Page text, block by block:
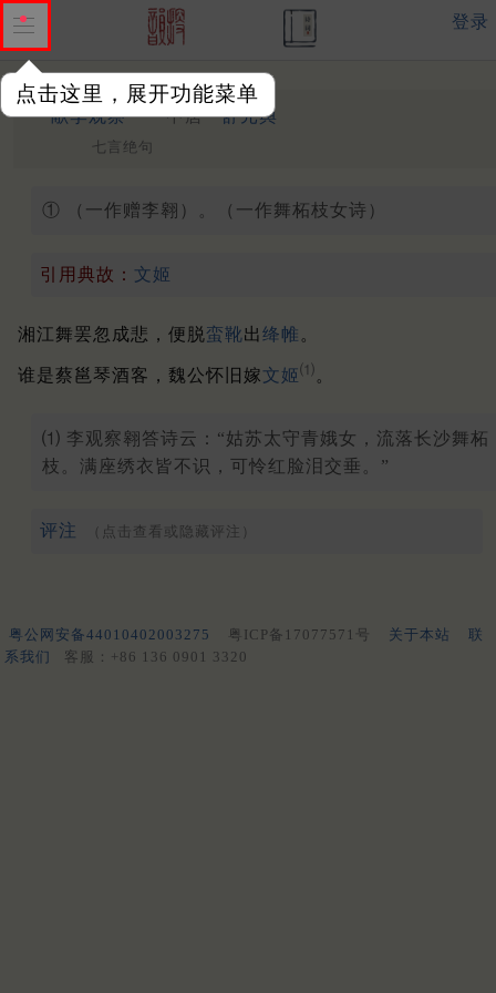
点击这里，展开功能菜单
登录
献李观察 ① 中唐 ·舒元舆
七言绝句
① （一作赠李翱）。（一作舞柘枝女诗）
引用典故： 文姬
湘江舞罢忽成悲，便脱蛮靴出绛帷 。
谁是蔡邕琴酒客，魏公怀旧嫁文姬⑴ 。
⑴ 李观察翱答诗云：“姑苏太守青娥女，流落长沙舞柘
枝。满座绣衣皆不识，可怜红脸泪交垂。”
评注 （点击查看或隐藏评注）
粤公网安备44010402003275 粤ICP备17077571号 关于本站
联
系我们
客服：+86 136 0901 3320